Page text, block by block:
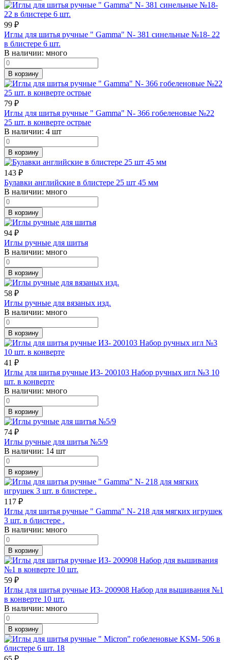
99 ₽
Иглы для шитья ручные " Gamma" N- 381 синельные №18- 22
в блистере 6 шт.
В наличии: много
В корзину
79 ₽
Иглы для шитья ручные " Gamma" N- 366 гобеленовые №22
25 шт. в конверте острые
В наличии: 4 шт
В корзину
143 ₽
Булавки английские в блистере 25 шт 45 мм
В наличии: много
В корзину
94 ₽
Иглы ручные для шитья
В наличии: много
В корзину
58 ₽
Иглы ручные для вязаных изд.
В наличии: много
В корзину
41 ₽
Иглы для шитья ручные ИЗ- 200103 Набор ручных игл №3 10
шт. в конверте
В наличии: много
В корзину
74 ₽
Иглы ручные для шитья №5/9
В наличии: 14 шт
В корзину
117 ₽
Иглы для шитья ручные " Gamma" N- 218 для мягких игрушек
3 шт. в блистере .
В наличии: много
В корзину
59 ₽
Иглы для шитья ручные ИЗ- 200908 Набор для вышивания №1
в конверте 10 шт.
В наличии: много
В корзину